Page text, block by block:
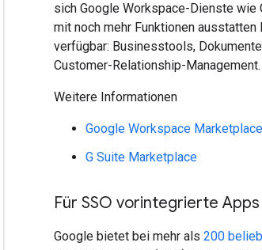
sich Google Workspace-Dienste wie
mit noch mehr Funktionen
verfügbar: Businesstools,
Customer-Relationship-Management.
Weitere Informationen
Google Workspace
G Suite Marketplace
Für SSO vorintegrierte
Google bietet bei mehr als 200